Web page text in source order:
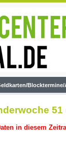
Blocktermine/
51
in diesem